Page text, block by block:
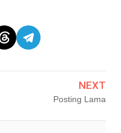
NEXT
Posting Lama